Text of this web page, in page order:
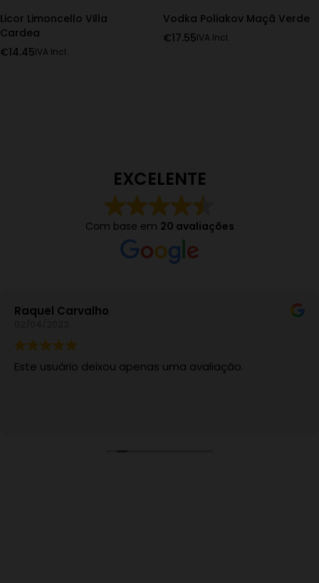
Licor Limoncello Villa
Cardea
€14.45IVA Incl.
Vodka Poliakov Maçã Verde
€17.55IVA Incl.
EXCELENTE
Com base em 20 avaliações
Raquel Carvalho
Este usuário deixou apenas uma avaliação.